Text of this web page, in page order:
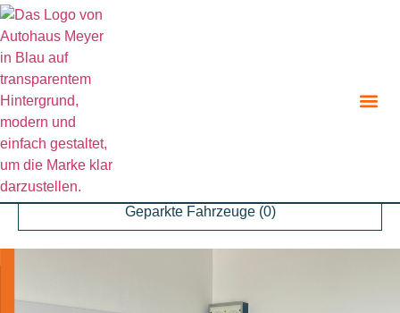
Geparkte Fahrzeuge (0)